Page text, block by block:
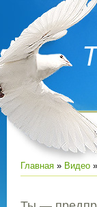
Главная » Видео »